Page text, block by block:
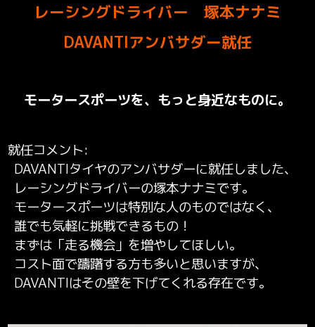
レーシングドライバー 塚本ナナミ
DAVANTIアンバサダー就任
モータースポーツを、もっと身近なものに。
就任コメント
DAVANTIタイヤのアンバサダーに就任しました、
レーシングドライバーの塚本ナナミです。
モータースポーツは特別な人のものではなく、
誰でも気軽に挑戦できるもの！
まずは「走る機会」を増やしてほしい。
コスト面で躊躇する方も多いと思いますが、
DAVANTIはその壁を下げてくれる存在です。